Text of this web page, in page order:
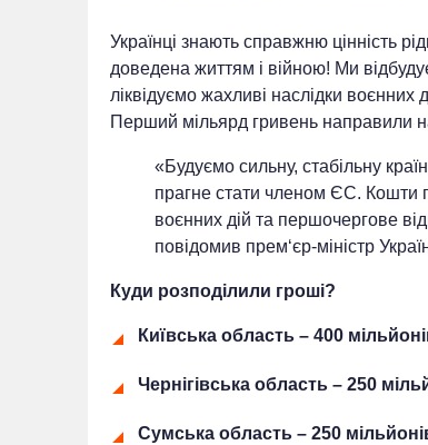
Українці знають справжню цінність
доведена життям і війною! Ми
ліквідуємо жахливі наслідки
Перший мільярд гривень направили
«Будуємо сильну, стабільну
прагне стати членом ЄС. Кошти
воєнних дій та першочергове
повідомив прем‘єр-міністр
Куди розподілили гроші?
Київська область – 400
Чернігівська область – 250
Сумська область – 250